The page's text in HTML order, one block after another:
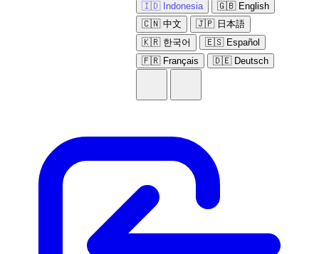
🇮🇩 Indonesia
🇬🇧 English
🇨🇳 中文
🇯🇵 日本語
🇰🇷 한국어
🇪🇸 Español
🇫🇷 Français
🇩🇪 Deutsch